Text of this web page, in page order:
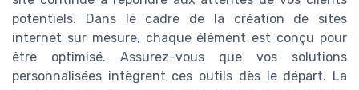
potentiels. Dans le cadre de la création de sites
internet sur mesure, chaque élément est conçu pour
être optimisé. Assurez-vous que vos solutions
personnalisées intègrent ces outils dès le départ. La